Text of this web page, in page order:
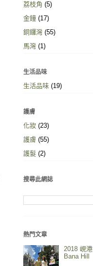
荔枝角 (5)
金鐘 (17)
銅鑼灣 (55)
馬灣 (1)
生活品味
生活品味 (19)
護膚
化妝 (23)
護膚 (55)
護髮 (2)
搜尋此網誌
熱門文章
2018 峴
Bana Hill